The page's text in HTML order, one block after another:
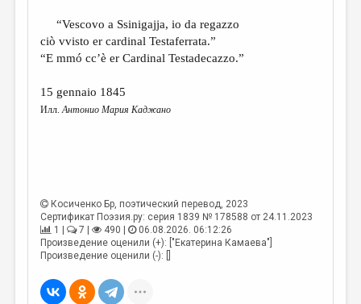
“Vescovo a Ssinigajja, io da regazzo
ciò vvisto er cardinal Testaferrata.”
“E mmó cc’è er Cardinal Testadecazzo.”
15 gennaio 1845
Илл.Антонио Мария Каджано
Косиченко Бр, поэтический перевод, 2023
Сертификат Поэзия.ру: серия 1839 № 178588 от 24.11.2023
1 |
7 | 490 |
06.08.2026. 06:12:26
Произведение оценили (+): ["Екатерина Камаева"]
Произведение оценили (-): []